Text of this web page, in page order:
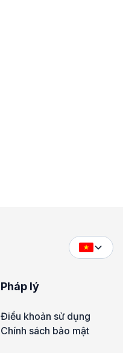
Pháp lý
Điều khoản sử dụng
Chính sách bảo mật